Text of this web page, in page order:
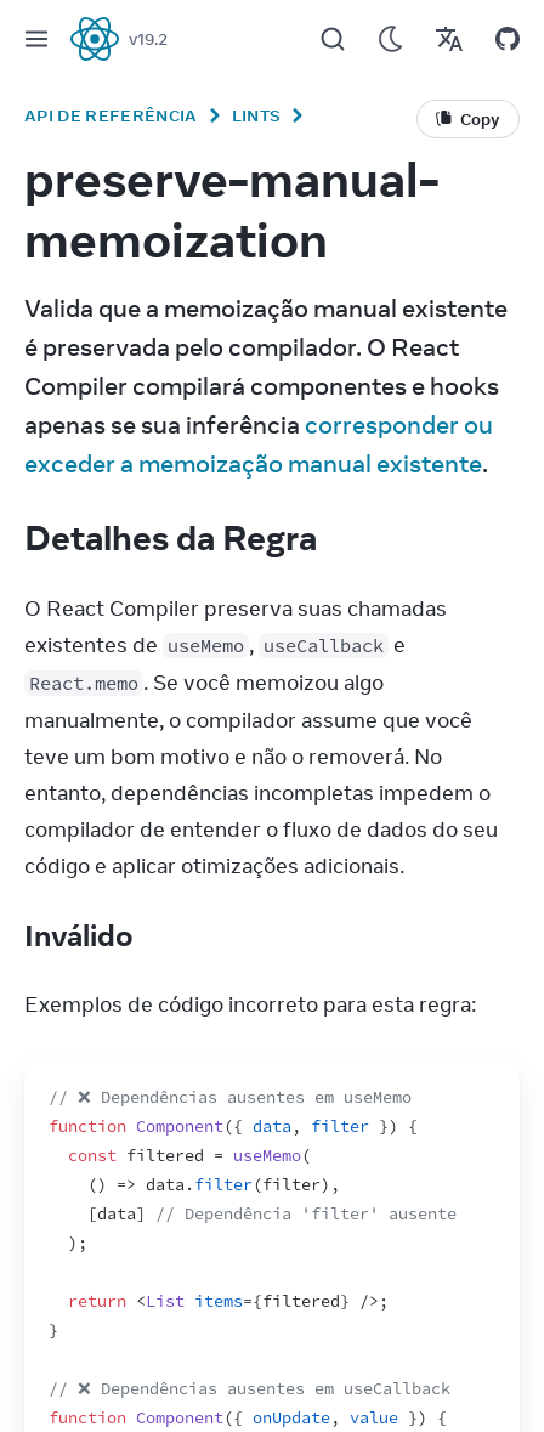
React
v19.2
API DE REFERÊNCIA LINTS Copy
preserve-manual-
memoization
Valida que a memoização manual existente
é preservada pelo compilador. O React
Compiler compilará componentes e hooks
apenas se sua inferência corresponder ou
exceder a memoização manual existente.
Detalhes da Regra
O React Compiler preserva suas chamadas
existentes de useMemo , useCallback
React.memo . Se você memoizou algo
manualmente, o compilador assume que você
teve um bom motivo e não o removerá. No
entanto, dependências incompletas impedem o
compilador de entender o fluxo de dados do seu
código e aplicar otimizações adicionais.
Inválido
Exemplos de código incorreto para esta regra:
// ❌ Dependências ausentes em useMemo
function Component({ data , filter })
{
const filtered = useMemo(
() => data . filter(filter) ,
[data]
// Dependência 'filter' ausente
) ;
return <List items={filtered} /> ;
}
// ❌ Dependências ausentes em useCallback
function Component({ onUpdate, value })
{